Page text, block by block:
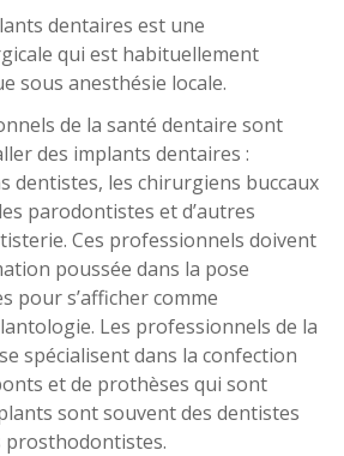
dentaires est une
qui est habituellement
sous anesthésie locale.
de la santé dentaire sont
des implants dentaires :
dentistes, les chirurgiens buccaux
parodontistes et d’autres
Ces professionnels doivent
poussée dans la pose
pour s’afficher comme
Les professionnels de la
spécialisent dans la confection
et de prothèses qui sont
sont souvent des dentistes
prosthodontistes.